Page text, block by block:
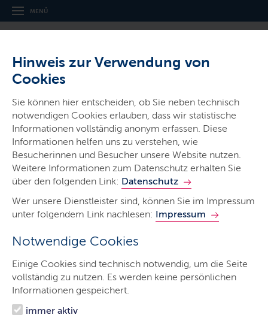
Hinweis zur Verwendung von
Cookies
Sie können hier entscheiden, ob Sie neben technisch
notwendigen Cookies erlauben, dass wir statistische
Informationen vollständig anonym erfassen. Diese
Informationen helfen uns zu verstehen, wie
Besucherinnen und Besucher unsere Website nutzen.
Weitere Informationen zum Datenschutz erhalten Sie
über den folgenden Link: Datenschutz
Wer unsere Dienstleister sind, können Sie im Impressum
unter folgendem Link nachlesen: Impressum
Notwendige Cookies
Einige Cookies sind technisch notwendig, um die Seite
vollständig zu nutzen. Es werden keine persönlichen
Informationen gespeichert.
immer aktiv
MENÜ
Amtsgericht Meldorf
Gerichte & Justizbehörden
Start
Das Gericht
Aufgaben